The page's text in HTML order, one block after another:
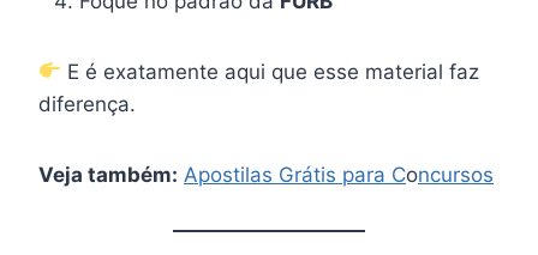
E é exatamente aqui que esse material faz
diferença.
Veja também: Apostilas Grátis para Concursos